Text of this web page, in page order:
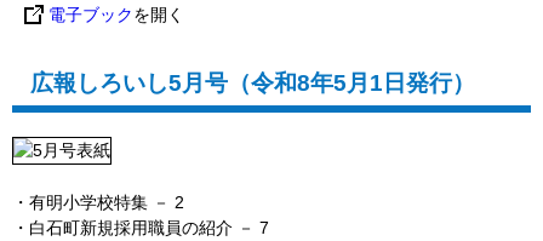
電子ブックを開く
広報しろいし5月号（令和8年5月1日発行）
・有明小学校特集 － 2
・白石町新規採用職員の紹介 － 7